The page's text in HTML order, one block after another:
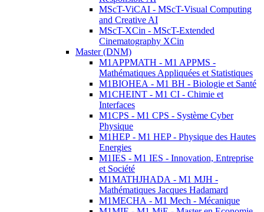
MScT-ViCAI - MScT-Visual Computing
and Creative AI
MScT-XCin - MScT-Extended
Cinematography XCin
Master (DNM)
M1APPMATH - M1 APPMS -
Mathématiques Appliquées et Statistiques
M1BIOHEA - M1 BH - Biologie et Santé
M1CHEINT - M1 CI - Chimie et
Interfaces
M1CPS - M1 CPS - Système Cyber
Physique
M1HEP - M1 HEP - Physique des Hautes
Energies
M1IES - M1 IES - Innovation, Entreprise
et Société
M1MATHJHADA - M1 MJH -
Mathématiques Jacques Hadamard
M1MECHA - M1 Mech - Mécanique